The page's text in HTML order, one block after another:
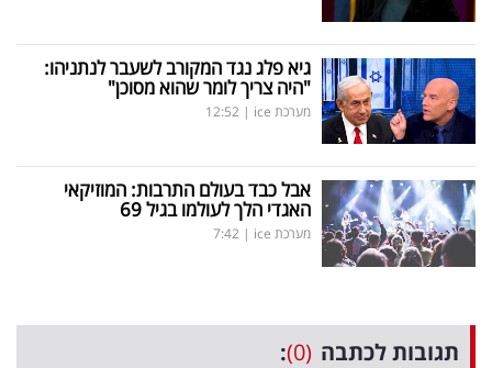
גיא פלג נגד המקורב לשעבר לנתניהו:
"היה צריך לומר שהוא מסוכן"
מערכת ice |
12:52
אבל כבד בעולם התרבות: המוזיקאי
האגדי הלך לעולמו בגיל 69
מערכת ice |
7:42
תגובות לכתבה (0)
: